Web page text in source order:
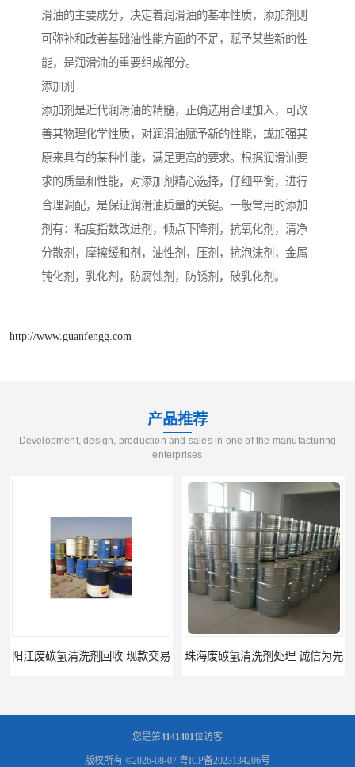
滑油的主要成分，决定着润滑油的基本性质，添加剂则
可弥补和改善基础油性能方面的不足，赋予某些新的性
能，是润滑油的重要组成部分。
添加剂
添加剂是近代润滑油的精髓，正确选用合理加入，可改
善其物理化学性质，对润滑油赋予新的性能，或加强其
原来具有的某种性能，满足更高的要求。根据润滑油要
求的质量和性能，对添加剂精心选择，仔细平衡，进行
合理调配，是保证润滑油质量的关键。一般常用的添加
剂有：粘度指数改进剂，倾点下降剂，抗氧化剂，清净
分散剂，摩擦缓和剂，油性剂，压剂，抗泡沫剂，金属
钝化剂，乳化剂，防腐蚀剂，防锈剂，破乳化剂。
http://www.guanfengg.com
产品推荐
Development, design, production and sales in one of the manufacturing
enterprises
阳江废碳氢清洗剂回收 现款交易 珠海废碳氢清洗剂处理 诚信为先
您是第4141401位访客
版权所有 ©2026-08-07 粤ICP备2023134206号